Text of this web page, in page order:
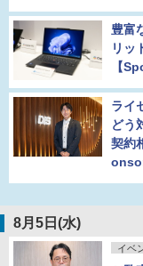
豊富
リッ
【
ライ
どう
契約
8月5日(水)
イベ